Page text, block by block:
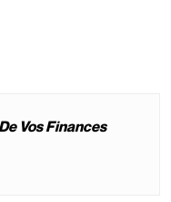
Vos Finances